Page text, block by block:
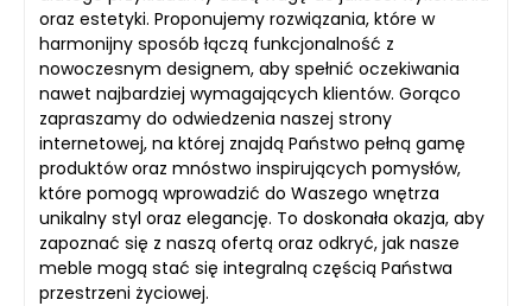
oraz estetyki. Proponujemy rozwiązania, które w
harmonijny sposób łączą funkcjonalność z
nowoczesnym designem, aby spełnić oczekiwania
nawet najbardziej wymagających klientów. Gorąco
zapraszamy do odwiedzenia naszej strony
internetowej, na której znajdą Państwo pełną gamę
produktów oraz mnóstwo inspirujących pomysłów,
które pomogą wprowadzić do Waszego wnętrza
unikalny styl oraz elegancję. To doskonała okazja, aby
zapoznać się z naszą ofertą oraz odkryć, jak nasze
meble mogą stać się integralną częścią Państwa
przestrzeni życiowej.